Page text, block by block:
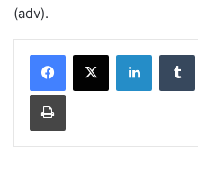
(adv).
LinkedIn
Print